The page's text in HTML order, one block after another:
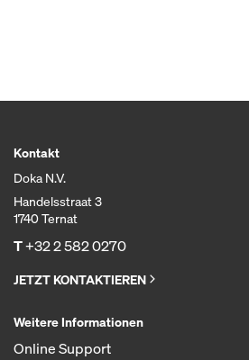
Kontakt
Doka N.V.
Handelsstraat 3
1740 Ternat
T+32 2 582 0270
JETZT KONTAKTIEREN
Weitere Informationen
Online Support